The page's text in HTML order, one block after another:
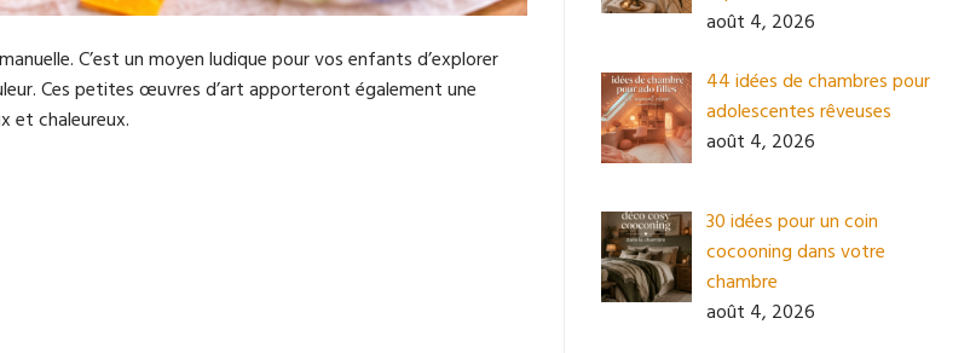
C’est un moyen ludique pour vos enfants d’explorer
Ces petites œuvres d’art apporteront également une
et chaleureux.
août 4, 2026
44 idées de chambres pour
adolescentes rêveuses
août 4, 2026
30 idées pour un coin
cocooning dans votre
chambre
août 4, 2026